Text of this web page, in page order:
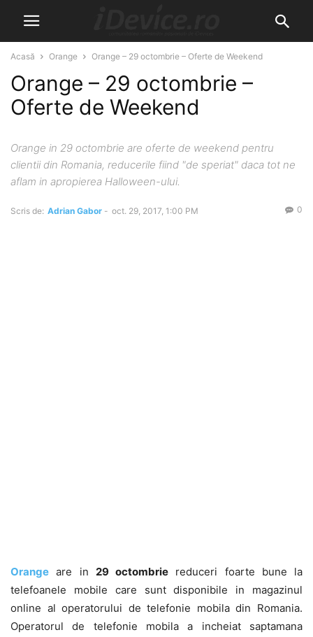
Acasă Orange Orange – 29 octombrie – Oferte de Weekend
Orange – 29 octombrie –
Oferte de Weekend
Orange in 29 octombrie are oferte de weekend pentru
clientii din Romania, reducerile fiind "de speriat" daca tot ne
aflam in apropierea Halloween-ului.
Scris de: Adrian Gabor - oct. 29, 2017, 1:00 PM 0
Orange are in 29 octombrie reduceri foarte bune la
telefoanele mobile care sunt disponibile in magazinul
online al operatorului de telefonie mobila din Romania.
Operatorul de telefonie mobila a incheiat saptamana